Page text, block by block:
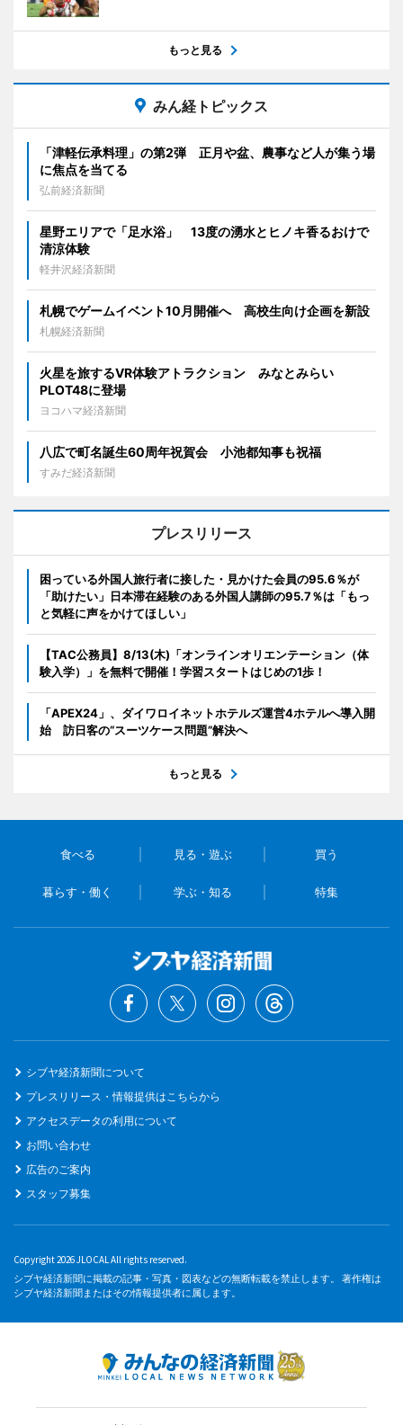
もっと見る
みん経トピックス
「津軽伝承料理」の第2弾 正月や盆、農事など人が集う場
に焦点を当てる
弘前経済新聞
星野エリアで「足水浴」 13度の湧水とヒノキ香るおけで
清涼体験
軽井沢経済新聞
札幌でゲームイベント10月開催へ 高校生向け企画を新設
札幌経済新聞
火星を旅するVR体験アトラクション みなとみらい
PLOT48に登場
ヨコハマ経済新聞
八広で町名誕生60周年祝賀会 小池都知事も祝福
すみだ経済新聞
プレスリリース
困っている外国人旅行者に接した・見かけた会員の95.6％が
「助けたい」日本滞在経験のある外国人講師の95.7％は「もっ
と気軽に声をかけてほしい」
【TAC公務員】8/13(木)「オンラインオリエンテーション（体
験入学）」を無料で開催！学習スタートはじめの1歩！
「APEX24」、ダイワロイネットホテルズ運営4ホテルへ導入開
始 訪日客の“スーツケース問題”解決へ
もっと見る
食べる 見る・遊ぶ 買う
暮らす・働く 学ぶ・知る 特集
シブヤ経済新聞について
プレスリリース・情報提供はこちらから
アクセスデータの利用について
お問い合わせ
広告のご案内
スタッフ募集
Copyright 2026 JLOCAL All rights reserved.
シブヤ経済新聞に掲載の記事・写真・図表などの無断転載を禁止します。 著作権は
シブヤ経済新聞またはその情報提供者に属します。